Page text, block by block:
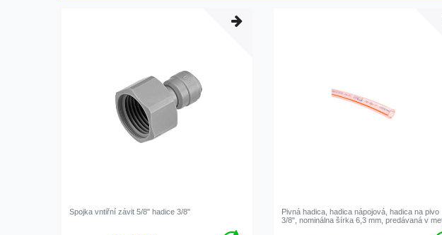
Spojka vntiřní závit 5/8" hadice 3/8"
Pivná hadica, hadica nápojová, hadica na pivo
3/8", nominálna šírka 6,3 mm, predávaná v